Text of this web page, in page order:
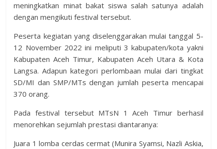
meningkatkan minat bakat siswa salah satunya adalah
dengan mengikuti festival tersebut.
Peserta kegiatan yang diselenggarakan mulai tanggal 5-
12 November 2022 ini meliputi 3 kabupaten/kota yakni
Kabupaten Aceh Timur, Kabupaten Aceh Utara & Kota
Langsa. Adapun kategori perlombaan mulai dari tingkat
SD/MI dan SMP/MTs dengan jumlah peserta mencapai
370 orang.
Pada festival tersebut MTsN 1 Aceh Timur berhasil
menorehkan sejumlah prestasi diantaranya:
Juara 1 lomba cerdas cermat (Munira Syamsi, Nazli Askia,